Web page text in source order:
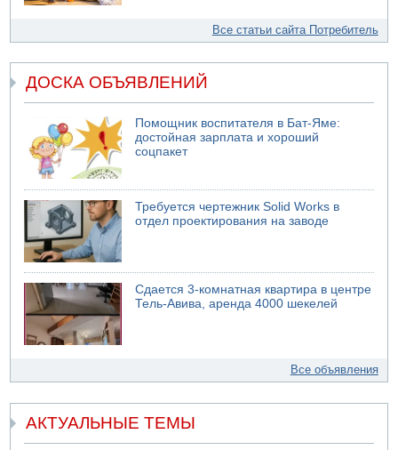
Все статьи сайта Потребитель
ДОСКА ОБЪЯВЛЕНИЙ
Помощник воспитателя в Бат-Яме:
достойная зарплата и хороший
соцпакет
Требуется чертежник Solid Works в
отдел проектирования на заводе
Сдается 3-комнатная квартира в центре
Тель-Авива, аренда 4000 шекелей
Все объявления
АКТУАЛЬНЫЕ ТЕМЫ